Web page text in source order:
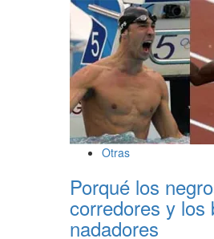
Otras
Porqué los
corredores y los
nadadores